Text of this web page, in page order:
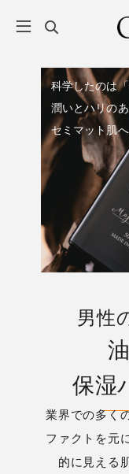
科学したのは
潤いとハリの
セミマット肌
男性
保湿
業界での多く
ファクトを元
的に見える